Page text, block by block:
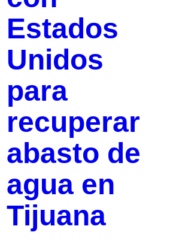
Estados
Unidos
para
recuperar
abasto de
agua en
Tijuana